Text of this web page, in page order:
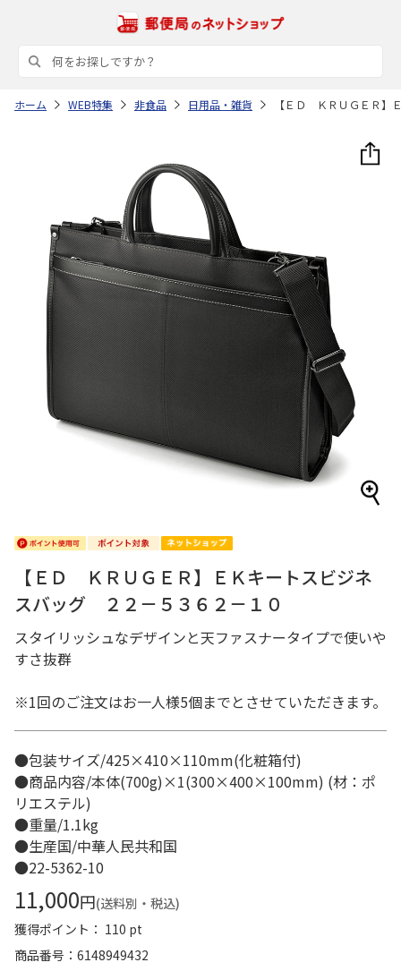
ホーム WEB特集 非食品 日用品・雑貨 【ＥＤ ＫＲＵＧＥＲ】
【ＥＤ ＫＲＵＧＥＲ】ＥＫキートスビジネ
スバッグ ２２－５３６２－１０
スタイリッシュなデザインと天ファスナータイプで使いや
すさ抜群
※1回のご注文はお一人様5個までとさせていただきます。
●包装サイズ/425×410×110mm(化粧箱付)
●商品内容/本体(700g)×1(300×400×100mm) (材：ポ
リエステル)
●重量/1.1kg
●生産国/中華人民共和国
●22-5362-10
11,000円(送料別・税込)
獲得ポイント： 110 pt
商品番号
6148949432